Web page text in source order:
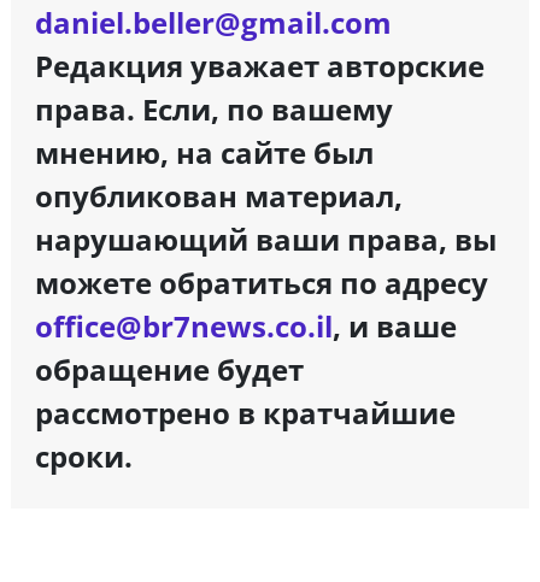
daniel.beller@gmail.com
Редакция уважает авторские
права. Если, по вашему
мнению, на сайте был
опубликован материал,
нарушающий ваши права, вы
можете обратиться по адресу
office@br7news.co.il, и ваше
обращение будет
рассмотрено в кратчайшие
сроки.